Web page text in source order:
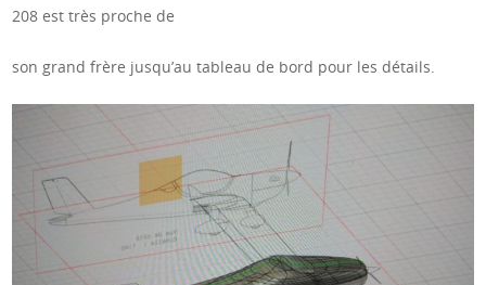
208 est très proche de
son grand frère jusqu’au tableau de bord pour les détails.